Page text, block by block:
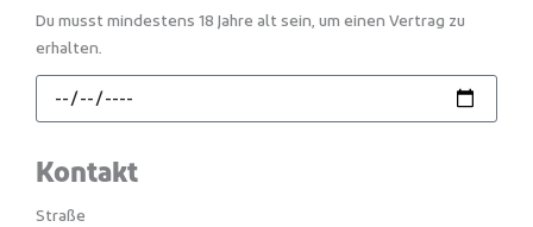
Du musst mindestens 18 Jahre alt sein, um einen Vertrag zu
erhalten.
Kontakt
Straße